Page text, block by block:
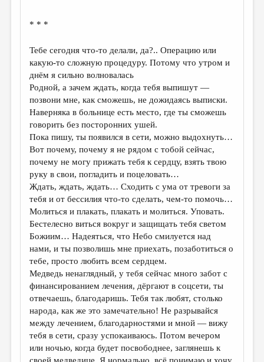
* * *
Тебе сегодня что-то делали, да?.. Операцию или
какую-то сложную процедуру. Потому что утром и
днём я сильно волновалась
Родной, а зачем ждать, когда тебя выпишут —
позвони мне, как сможешь, не дожидаясь выписки.
Наверняка в больнице есть место, где ты сможешь
говорить без посторонних ушей.
Пока пишу, ты появился в сети, можно выдохнуть…
Вот почему, почему я не рядом с тобой сейчас,
почему не могу прижать тебя к сердцу, взять твою
руку в свои, погладить и поцеловать…
Ждать, ждать, ждать… Сходить с ума от тревоги за
тебя и от бессилия что-то сделать, чем-то помочь…
Молиться и плакать, плакать и молиться. Уповать.
Бестелесно виться вокруг и защищать тебя светом
Божиим… Надеяться, что Небо смилуется над
нами, и ты позволишь мне приехать, позаботиться о
тебе, просто любить всем сердцем.
Медведь ненаглядный, у тебя сейчас много забот с
финансированием лечения, дёргают в соцсети, ты
отвечаешь, благодаришь. Тебя так любят, столько
народа, как же это замечательно! Не разрывайся
между лечением, благодарностями и мной — вижу
тебя в сети, сразу успокаиваюсь. Потом вечером
или ночью, когда будет посвободнее, заглянешь к
своей медведице. Я нормально, всё понимаю и хочу,